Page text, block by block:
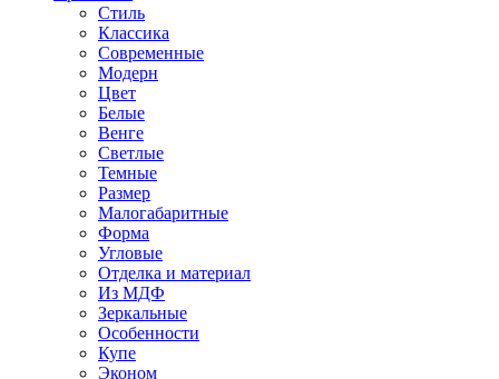
Стиль
Классика
Современные
Модерн
Цвет
Белые
Венге
Светлые
Темные
Размер
Малогабаритные
Форма
Угловые
Отделка и материал
Из МДФ
Зеркальные
Особенности
Купе
Эконом